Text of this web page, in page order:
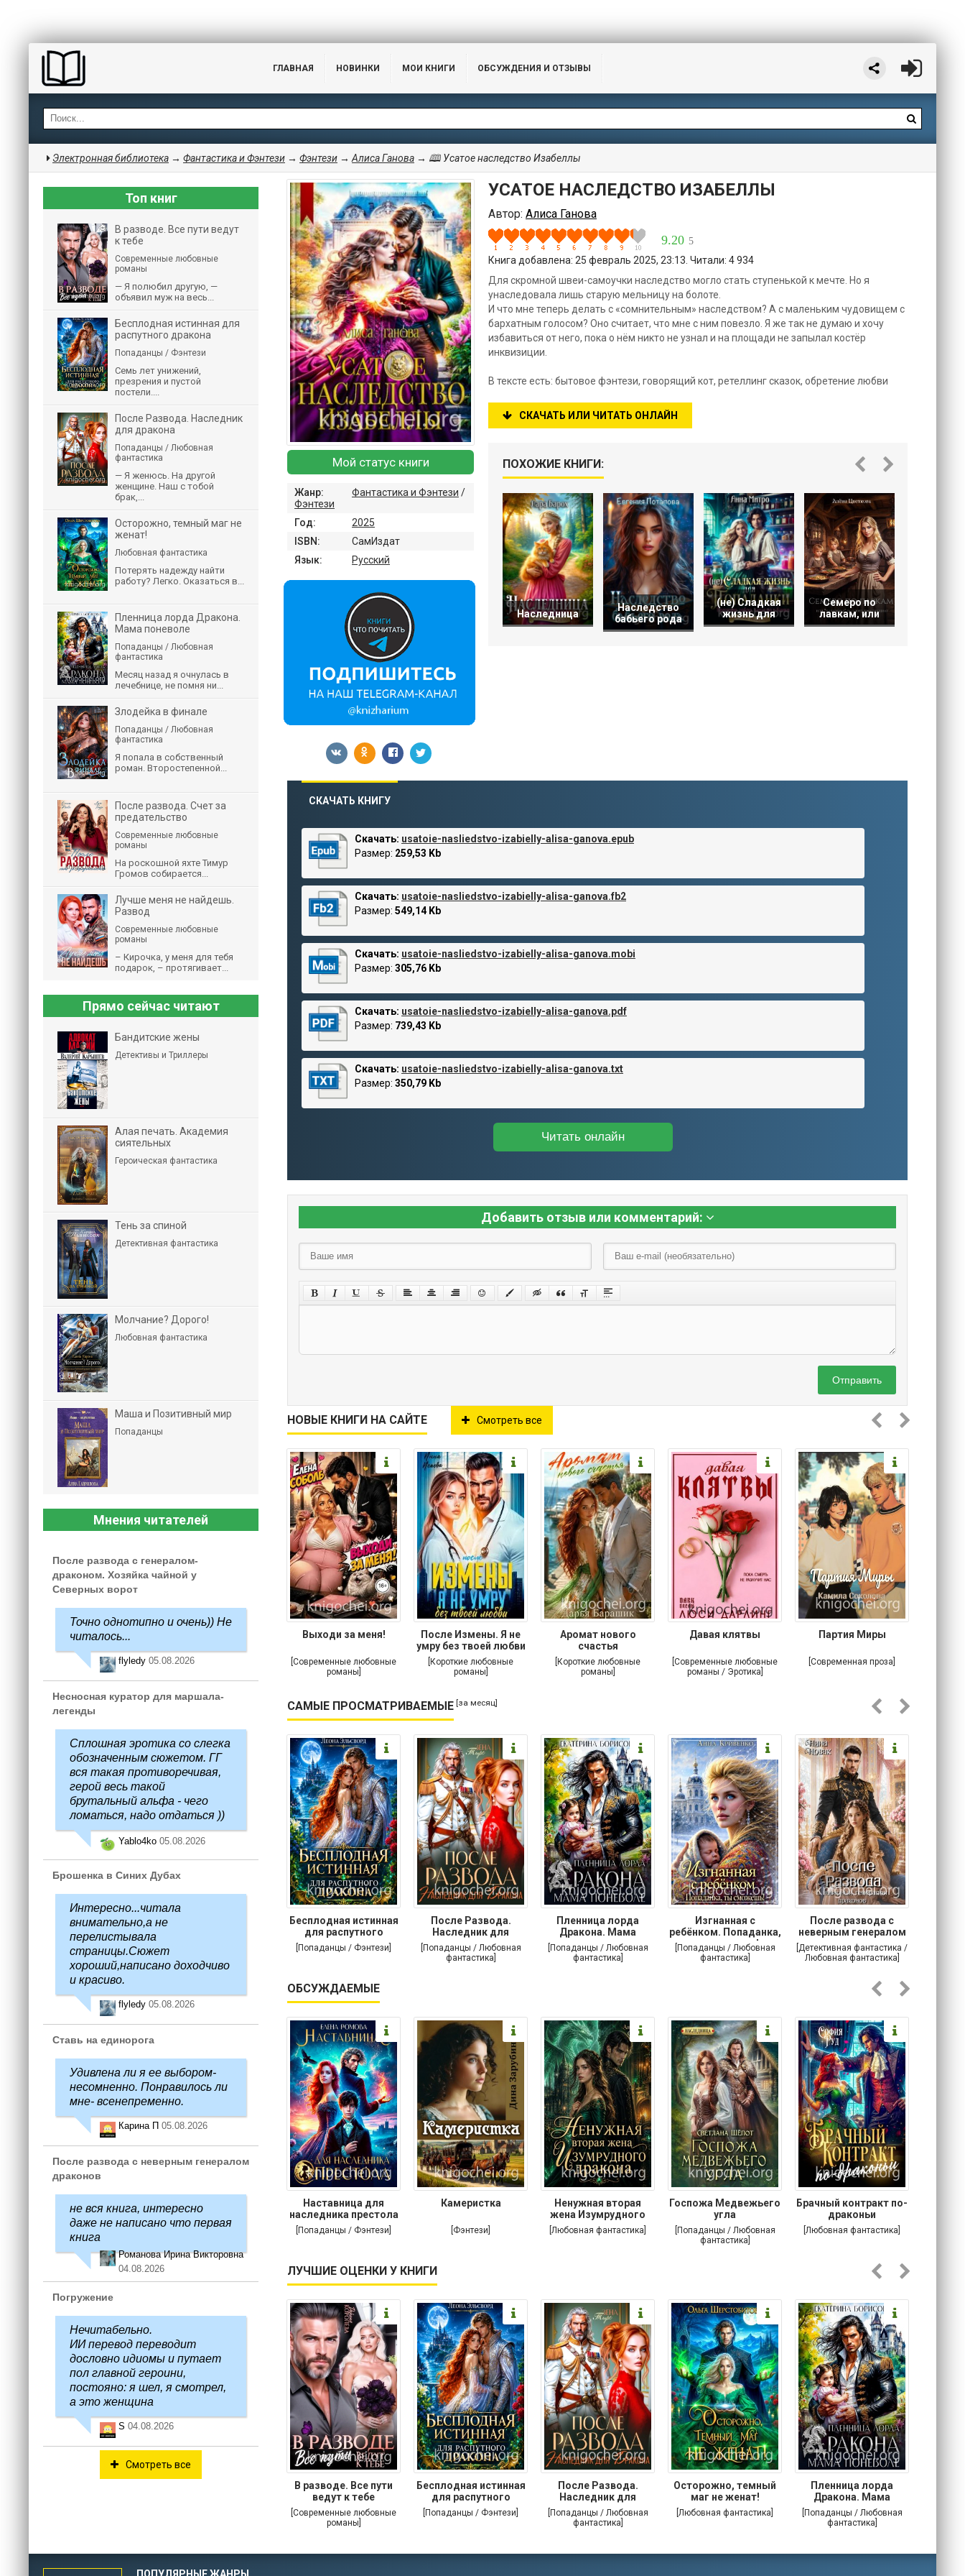
ГЛАВНАЯ НОВИНКИ МОИ КНИГИ ОБСУЖДЕНИЯ И ОТЗЫВЫ
Электронная библиотека → Фантастика и Фэнтези → Фэнтези → Алиса Ганова → 🕮 Усатое наследство Изабеллы
УСАТОЕ НАСЛЕДСТВО ИЗАБЕЛЛЫ
Автор: Алиса Ганова
9.20 5
Книга добавлена: 25 февраль 2025, 23:13. Читали: 4 934
Для скромной швеи-самоучки наследство могло стать ступенькой к мечте. Но я
унаследовала лишь старую мельницу на болоте.
И что мне теперь делать с «сомнительным» наследством? А с маленьким чудовищем с
бархатным голосом? Оно считает, что мне с ним повезло. Я же так не думаю и хочу
избавиться от него, пока о нём никто не узнал и на площади не запылал костёр
инквизиции.
В тексте есть: бытовое фэнтези, говорящий кот, ретеллинг сказок, обретение любви
СКАЧАТЬ ИЛИ ЧИТАТЬ ОНЛАЙН
ПОХОЖИЕ КНИГИ:
Наследница
Наследство
бабьего рода
(не) Сладкая
жизнь для
Семеро по
лавкам, или
Мой статус книги
Жанр: Фантастика и Фэнтези /
Фэнтези
Год:
2025
ISBN:
СамИздат
Язык:
Русский
СКАЧАТЬ КНИГУ
Скачать: usatoie-nasliedstvo-izabielly-alisa-ganova.epub
Размер: 259,53 Kb
Скачать: usatoie-nasliedstvo-izabielly-alisa-ganova.fb2
Размер: 549,14 Kb
Скачать: usatoie-nasliedstvo-izabielly-alisa-ganova.mobi
Размер: 305,76 Kb
Скачать: usatoie-nasliedstvo-izabielly-alisa-ganova.pdf
Размер: 739,43 Kb
Скачать: usatoie-nasliedstvo-izabielly-alisa-ganova.txt
Размер: 350,79 Kb
Читать онлайн
Добавить отзыв или комментарий:
Отправить
НОВЫЕ КНИГИ НА САЙТЕ Смотреть все
Выходи за меня!
[Современные любовные
романы]
После Измены. Я не
умру без твоей любви
[Короткие любовные
романы]
Аромат нового
счастья
[Короткие любовные
романы]
Давая клятвы
[Современные любовные
романы / Эротика]
Партия Миры
[Современная проза]
САМЫЕ ПРОСМАТРИВАЕМЫЕ [за месяц]
Бесплодная истинная
для распутного
дракона
[Попаданцы / Фэнтези]
После Развода.
Наследник для
дракона
[Попаданцы / Любовная
фантастика]
Пленница лорда
Дракона. Мама
поневоле
[Попаданцы / Любовная
фантастика]
Изгнанная с
ребёнком. Попаданка,
ты сможешь!
[Попаданцы / Любовная
фантастика]
После развода с
неверным генералом
драконов
[Детективная фантастика /
Любовная фантастика]
ОБСУЖДАЕМЫЕ
Наставница для
наследника престола
[Попаданцы / Фэнтези]
Камеристка
[Фэнтези]
Ненужная вторая
жена Изумрудного
дракона
[Любовная фантастика]
Госпожа Медвежьего
угла
[Попаданцы / Любовная
фантастика]
Брачный контракт по-
драконьи
[Любовная фантастика]
ЛУЧШИЕ ОЦЕНКИ У КНИГИ
В разводе. Все пути
ведут к тебе
[Современные любовные
романы]
Бесплодная истинная
для распутного
дракона
[Попаданцы / Фэнтези]
После Развода.
Наследник для
дракона
[Попаданцы / Любовная
фантастика]
Осторожно, темный
маг не женат!
[Любовная фантастика]
Пленница лорда
Дракона. Мама
поневоле
[Попаданцы / Любовная
фантастика]
Топ книг
В разводе. Все пути ведут
к тебе
Современные любовные
романы
— Я полюбил другую, —
объявил муж на весь...
Бесплодная истинная для
распутного дракона
Попаданцы / Фэнтези
Семь лет унижений,
презрения и пустой
постели....
После Развода. Наследник
для дракона
Попаданцы / Любовная
фантастика
— Я женюсь. На другой
женщине. Наш с тобой
брак,...
Осторожно, темный маг не
женат!
Любовная фантастика
Потерять надежду найти
работу? Легко. Оказаться в...
Пленница лорда Дракона.
Мама поневоле
Попаданцы / Любовная
фантастика
Месяц назад я очнулась в
лечебнице, не помня ни...
Злодейка в финале
Попаданцы / Любовная
фантастика
Я попала в собственный
роман. Второстепенной...
После развода. Счет за
предательство
Современные любовные
романы
На роскошной яхте Тимур
Громов собирается...
Лучше меня не найдешь.
Развод
Современные любовные
романы
– Кирочка, у меня для тебя
подарок, – протягивает...
Прямо сейчас читают
Бандитские жены
Детективы и Триллеры
Алая печать. Академия
сиятельных
Героическая фантастика
Тень за спиной
Детективная фантастика
Молчание? Дорого!
Любовная фантастика
Маша и Позитивный мир
Попаданцы
Мнения читателей
После развода с генералом-
драконом. Хозяйка чайной у
Северных ворот
Точно однотипно и очень)) Не
читалось...
flyledy 05.08.2026
Несносная куратор для маршала-
легенды
Сплошная эротика со слегка
обозначенным сюжетом. ГГ
вся такая противоречивая,
герой весь такой
брутальный альфа - чего
ломаться, надо отдаться ))
Yablo4ko 05.08.2026
Брошенка в Синих Дубах
Интересно...читала
внимательно,а не
перелистывала
страницы.Сюжет
хороший,написано доходчиво
и красиво.
flyledy 05.08.2026
Ставь на единорога
Удивлена ли я ее выбором-
несомненно. Понравилось ли
мне- всенепременно.
Карина П 05.08.2026
После развода с неверным генералом
драконов
не вся книга, интересно
даже не написано что первая
книга
Романова Ирина Викторовна
04.08.2026
Погружение
Нечитабельно.
ИИ перевод переводит
дословно идиомы и путает
пол главной героини,
постояно: я шел, я смотрел,
а это женщина
S 04.08.2026
Смотреть все